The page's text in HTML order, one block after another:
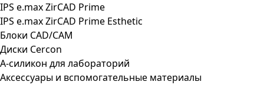
IPS e.max ZirCAD Prime
IPS e.max ZirCAD Prime Esthetic
Блоки CAD/CAM
Диски Cercon
А-силикон для лабораторий
Аксессуары и вспомогательные материалы